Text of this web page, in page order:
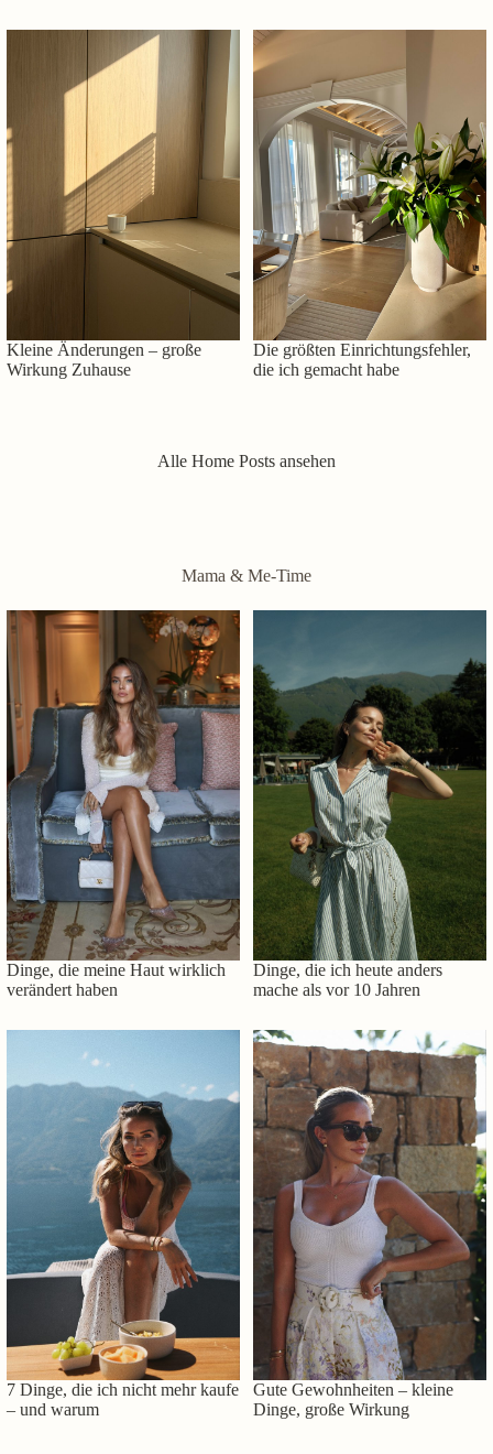
Kleine Änderungen – große
Wirkung Zuhause
Die größten Einrichtungsfehler,
die ich gemacht habe
Alle Home Posts ansehen
Mama & Me-Time
Dinge, die meine Haut wirklich
verändert haben
Dinge, die ich heute anders
mache als vor 10 Jahren
7 Dinge, die ich nicht mehr kaufe
– und warum
Gute Gewohnheiten – kleine
Dinge, große Wirkung